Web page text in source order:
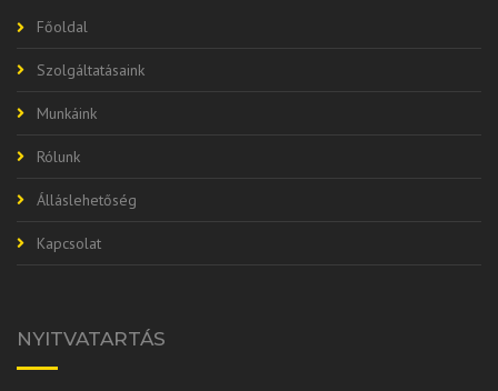
Főoldal
Szolgáltatásaink
Munkáink
Rólunk
Álláslehetőség
Kapcsolat
NYITVATARTÁS